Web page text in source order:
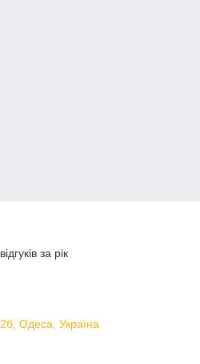
за рік
Одеса, Україна